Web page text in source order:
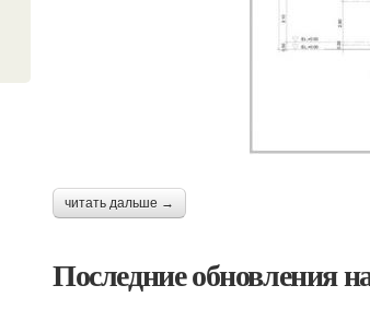
читать дальше →
Последние обновления